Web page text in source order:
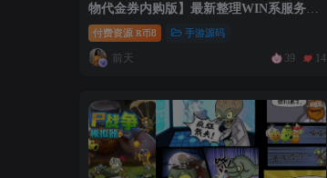
物代金券内购版】最新整理WIN系服务端
+授权GM后台+管理后台+热更修改工具
+安卓+详细搭建教程
付费资源 R币8 手游源码
前天 39 14